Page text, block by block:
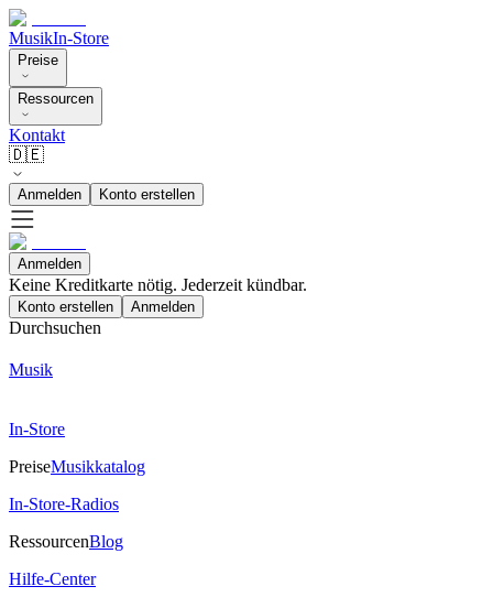
MusikIn-Store
Preise
Ressourcen
Kontakt
🇩🇪
Anmelden Konto erstellen
Anmelden
Keine Kreditkarte nötig. Jederzeit kündbar.
Konto erstellen Anmelden
Durchsuchen
Musik
In-Store
PreiseMusikkatalog
In-Store-Radios
RessourcenBlog
Hilfe-Center